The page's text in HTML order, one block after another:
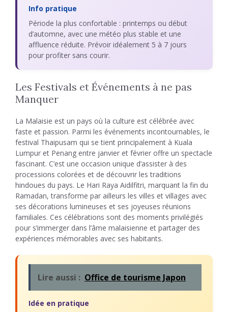
Info pratique
Période la plus confortable : printemps ou début
d’automne, avec une météo plus stable et une
affluence réduite. Prévoir idéalement 5 à 7 jours
pour profiter sans courir.
Les Festivals et Événements à ne pas
Manquer
La Malaisie est un pays où la culture est célébrée avec
faste et passion. Parmi les événements incontournables, le
festival Thaipusam qui se tient principalement à Kuala
Lumpur et Penang entre janvier et février offre un spectacle
fascinant. C’est une occasion unique d’assister à des
processions colorées et de découvrir les traditions
hindoues du pays. Le Hari Raya Aidilfitri, marquant la fin du
Ramadan, transforme par ailleurs les villes et villages avec
ses décorations lumineuses et ses joyeuses réunions
familiales. Ces célébrations sont des moments privilégiés
pour s’immerger dans l’âme malaisienne et partager des
expériences mémorables avec ses habitants.
Lire aussi : Office de tourisme Japon
Idée en pratique